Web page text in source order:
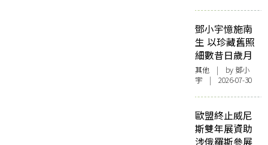
鄧小宇憶施南
生 以珍藏舊照
細數昔日歲月
其他 | by 鄧小
宇 | 2026-07-30
歐盟終止威尼
斯雙年展資助
涉俄羅斯參展